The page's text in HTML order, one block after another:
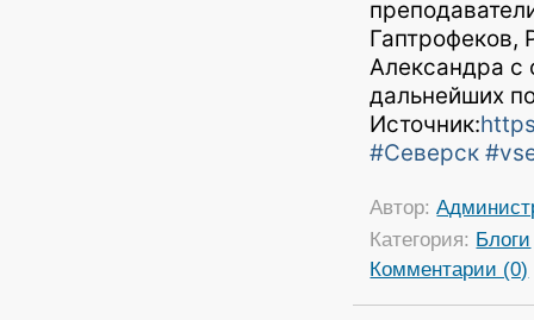
Гаптрофеков,
Александра с
дальнейших
Источник:
#Северск
Автор:
Категория: Блоги
Комментарии (0)